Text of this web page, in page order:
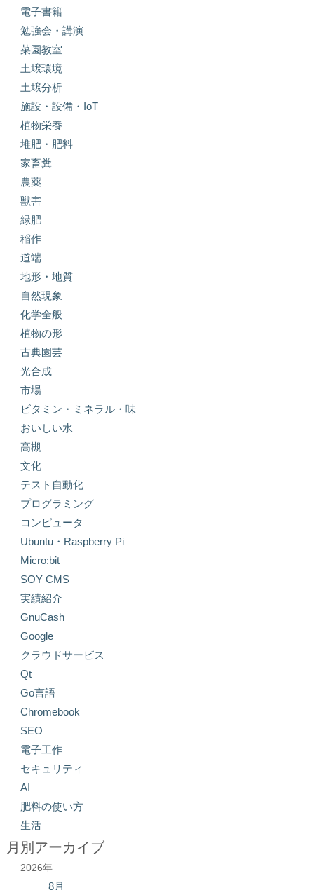
電子書籍
勉強会・講演
菜園教室
土壌環境
土壌分析
施設・設備・IoT
植物栄養
堆肥・肥料
家畜糞
農薬
獣害
緑肥
稲作
道端
地形・地質
自然現象
化学全般
植物の形
古典園芸
光合成
市場
ビタミン・ミネラル・味
おいしい水
高槻
文化
テスト自動化
プログラミング
コンピュータ
Ubuntu・Raspberry Pi
Micro:bit
SOY CMS
実績紹介
GnuCash
Google
クラウドサービス
Qt
Go言語
Chromebook
SEO
電子工作
セキュリティ
AI
肥料の使い方
生活
月別アーカイブ
2026年
8月